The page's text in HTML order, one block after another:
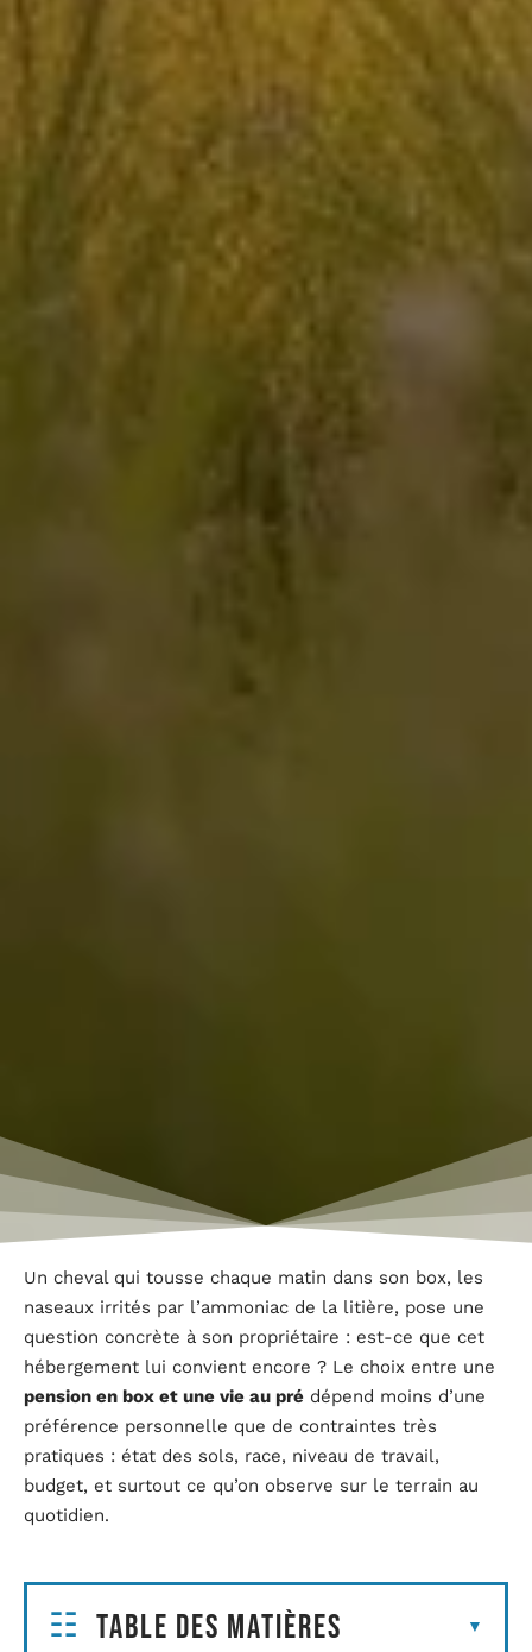
Un cheval qui tousse chaque matin dans son box, les
naseaux irrités par l’ammoniac de la litière, pose une
question concrète à son propriétaire : est-ce que cet
hébergement lui convient encore ? Le choix entre une
pension en box et une vie au pré dépend moins d’une
préférence personnelle que de contraintes très
pratiques : état des sols, race, niveau de travail,
budget, et surtout ce qu’on observe sur le terrain au
quotidien.
Table des matières